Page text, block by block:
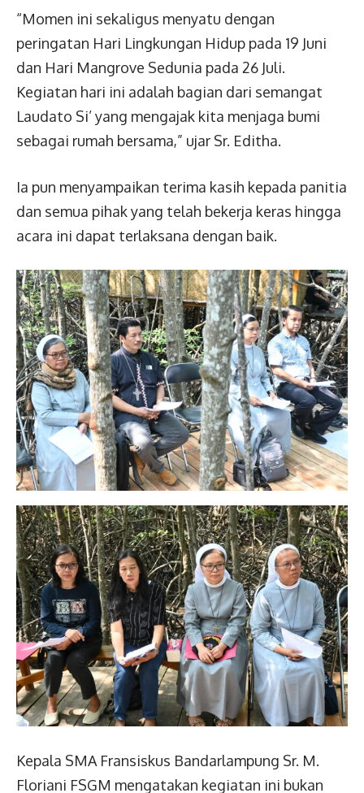
“Momen ini sekaligus menyatu dengan
peringatan Hari Lingkungan Hidup pada 19 Juni
dan Hari Mangrove Sedunia pada 26 Juli.
Kegiatan hari ini adalah bagian dari semangat
Laudato Si’ yang mengajak kita menjaga bumi
sebagai rumah bersama,” ujar Sr. Editha.
Ia pun menyampaikan terima kasih kepada panitia
dan semua pihak yang telah bekerja keras hingga
acara ini dapat terlaksana dengan baik.
Kepala SMA Fransiskus Bandarlampung Sr. M.
Floriani FSGM mengatakan kegiatan ini bukan